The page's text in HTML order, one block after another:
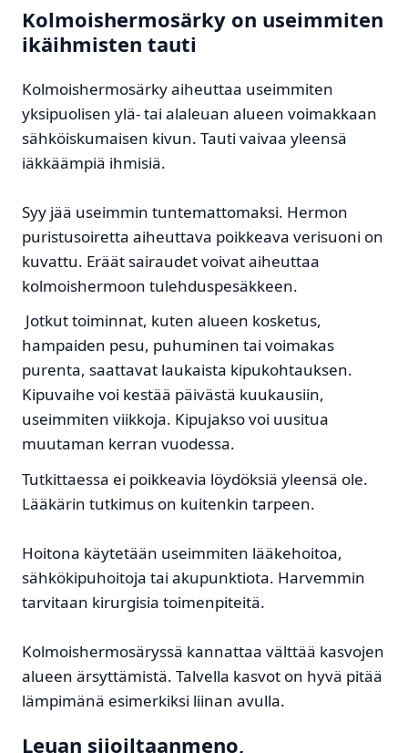
Kolmoishermosärky on useimmiten
ikäihmisten tauti
Kolmoishermosärky aiheuttaa useimmiten
yksipuolisen ylä- tai alaleuan alueen voimakkaan
sähköiskumaisen kivun. Tauti vaivaa yleensä
iäkkäämpiä ihmisiä.
Syy jää useimmin tuntemattomaksi. Hermon
puristusoiretta aiheuttava poikkeava verisuoni on
kuvattu. Eräät sairaudet voivat aiheuttaa
kolmoishermoon tulehduspesäkkeen.
Jotkut toiminnat, kuten alueen kosketus,
hampaiden pesu, puhuminen tai voimakas
purenta, saattavat laukaista kipukohtauksen.
Kipuvaihe voi kestää päivästä kuukausiin,
useimmiten viikkoja. Kipujakso voi uusitua
muutaman kerran vuodessa.
Tutkittaessa ei poikkeavia löydöksiä yleensä ole.
Lääkärin tutkimus on kuitenkin tarpeen.
Hoitona käytetään useimmiten lääkehoitoa,
sähkökipuhoitoja tai akupunktiota. Harvemmin
tarvitaan kirurgisia toimenpiteitä.
Kolmoishermosäryssä kannattaa välttää kasvojen
alueen ärsyttämistä. Talvella kasvot on hyvä pitää
lämpimänä esimerkiksi liinan avulla.
Leuan sijoiltaanmeno,